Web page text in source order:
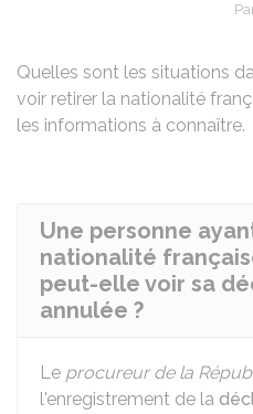
Quelles sont les situations
voir retirer la nationalité
les informations à connaître.
Une personne
nationalité
peut-elle voir sa
annulée ?
Le procureur de la
l'enregistrement de la